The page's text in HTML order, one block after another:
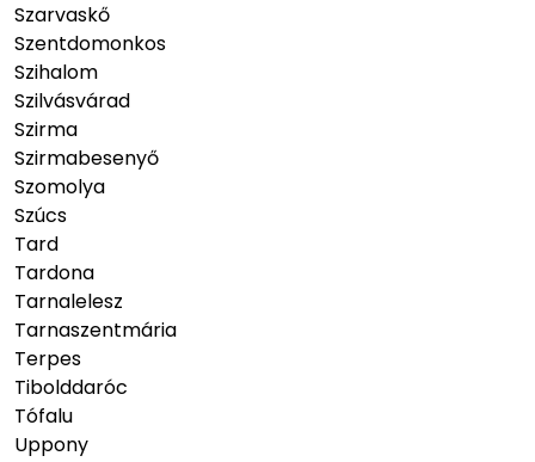
Szarvaskő
Szentdomonkos
Szihalom
Szilvásvárad
Szirma
Szirmabesenyő
Szomolya
Szúcs
Tard
Tardona
Tarnalelesz
Tarnaszentmária
Terpes
Tibolddaróc
Tófalu
Uppony